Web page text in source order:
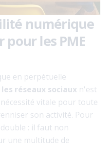
numérique
les PME
en perpétuelle
réseaux sociaux n'est
vitale pour toute
son activité. Pour
: il faut non
une multitude de